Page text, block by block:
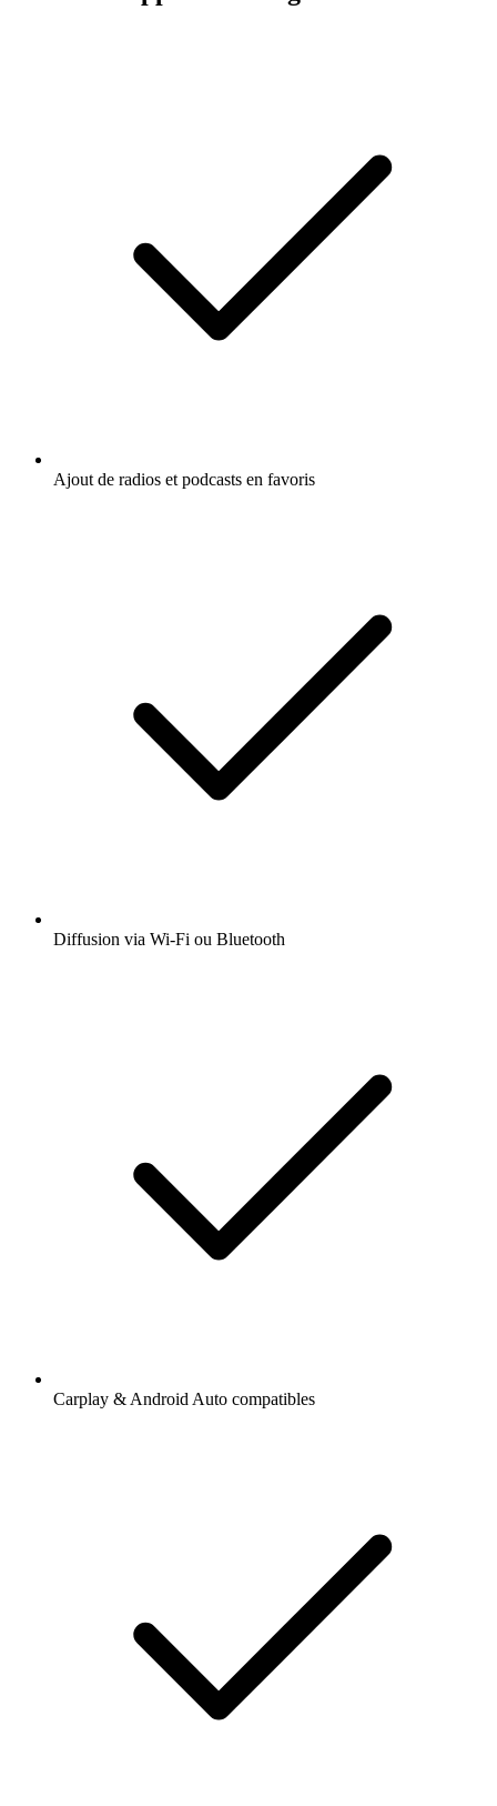
Ajout de radios et podcasts en favoris
Diffusion via Wi-Fi ou Bluetooth
Carplay & Android Auto compatibles